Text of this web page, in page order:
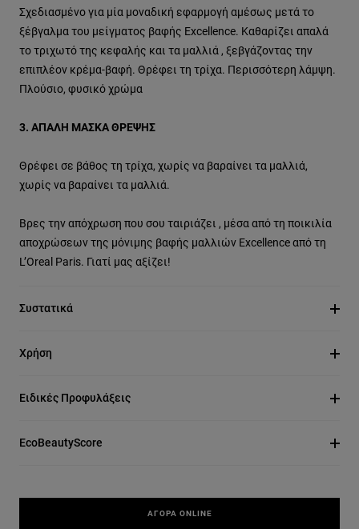
Σχεδιασμένο για μία μοναδική εφαρμογή αμέσως μετά το
ξέβγαλμα του μείγματος βαφής Excellence. Καθαρίζει απαλά
το τριχωτό της κεφαλής και τα μαλλιά , ξεβγάζοντας την
επιπλέον κρέμα-βαφή. Θρέφει τη τρίχα. Περισσότερη λάμψη.
Πλούσιο, φυσικό χρώμα
3. ΑΠΑΛΗ ΜΑΣΚΑ ΘΡΕΨΗΣ
Θρέφει σε βάθος τη τρίχα, χωρίς να βαραίνει τα μαλλιά,
χωρίς να βαραίνει τα μαλλιά.
Βρες την απόχρωση που σου ταιριάζει , μέσα από τη ποικιλία
αποχρώσεων της μόνιμης βαφής μαλλιών Excellence από τη
L’Oreal Paris. Γιατί μας αξίζει!
Συστατικά
Χρήση
Ειδικές Προφυλάξεις
EcoBeautyScore
ΑΓΟΡΆ ONLINE